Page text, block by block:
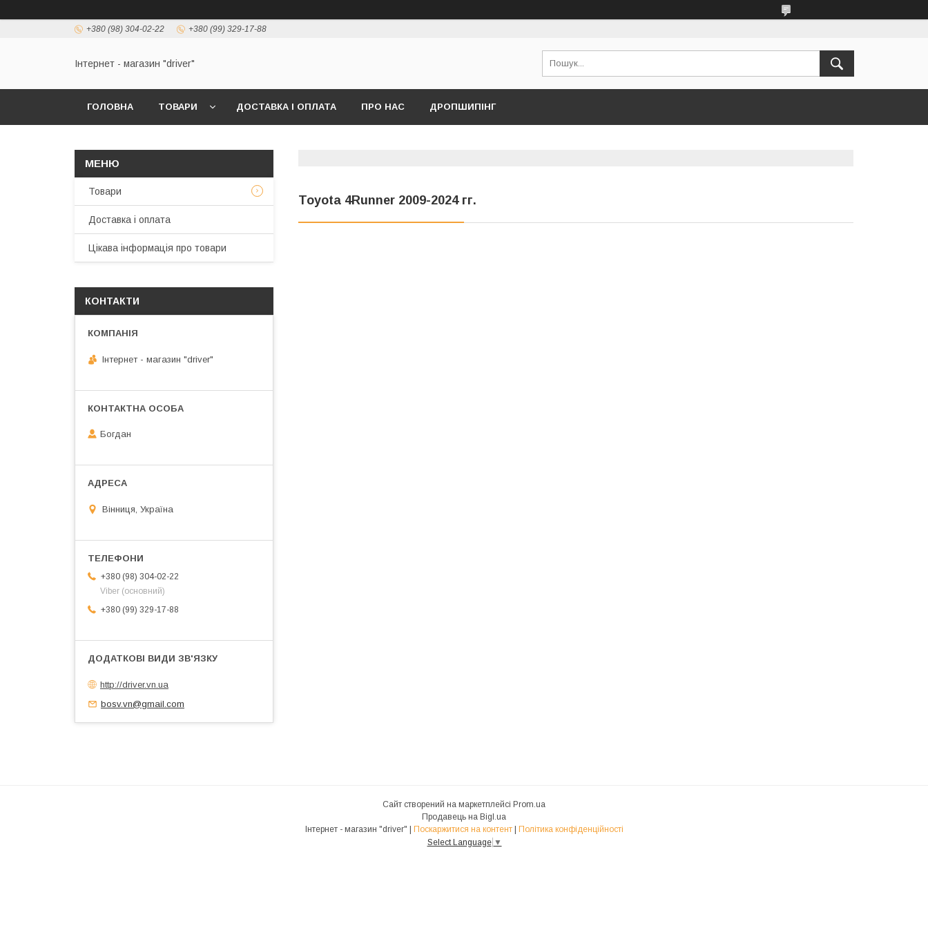
+380 (98) 304-02-22 +380 (99) 329-17-88
Інтернет - магазин "driver"
ГОЛОВНА ТОВАРИ ДОСТАВКА І ОПЛАТА ПРО НАС ДРОПШИПІНГ
Toyota 4Runner 2009-2024 гг.
Товари
Доставка і оплата
Цікава інформація про товари
КОНТАКТИ
Інтернет - магазин "driver"
Богдан
Вінниця, Україна
+380 (98) 304-02-22
Viber (основний)
+380 (99) 329-17-88
http://driver.vn.ua
bosv.vn@gmail.com
Сайт створений на маркетплейсі Prom.ua
Продавець на Bigl.ua
Інтернет - магазин "driver" | Поскаржитися на контент | Політика конфіденційності
Select Language ▼